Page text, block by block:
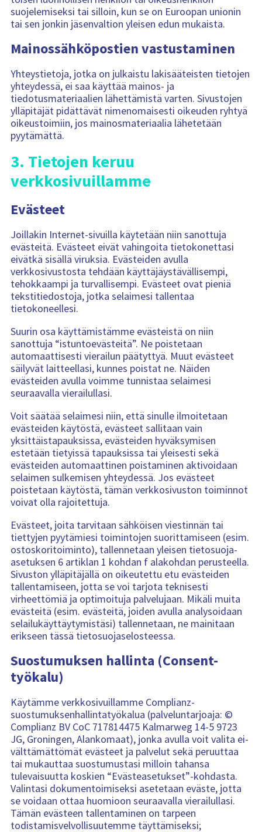
suojelemiseksi tai silloin, kun se on Euroopan unionin
tai sen jonkin jäsenvaltion yleisen edun mukaista.
Mainossähköpostien vastustaminen
Yhteystietoja, jotka on julkaistu lakisääteisten tietojen
yhteydessä, ei saa käyttää mainos- ja
tiedotusmateriaalien lähettämistä varten. Sivustojen
ylläpitäjät pidättävät nimenomaisesti oikeuden ryhtyä
oikeustoimiin, jos mainosmateriaalia lähetetään
pyytämättä.
3. Tietojen keruu
verkkosivuillamme
Evästeet
Joillakin Internet-sivuilla käytetään niin sanottuja
evästeitä. Evästeet eivät vahingoita tietokonettasi
eivätkä sisällä viruksia. Evästeiden avulla
verkkosivustosta tehdään käyttäjäystävällisempi,
tehokkaampi ja turvallisempi. Evästeet ovat pieniä
tekstitiedostoja, jotka selaimesi tallentaa
tietokoneellesi.
Suurin osa käyttämistämme evästeistä on niin
sanottuja “istuntoevästeitä”. Ne poistetaan
automaattisesti vierailun päätyttyä. Muut evästeet
säilyvät laitteellasi, kunnes poistat ne. Näiden
evästeiden avulla voimme tunnistaa selaimesi
seuraavalla vierailullasi.
Voit säätää selaimesi niin, että sinulle ilmoitetaan
evästeiden käytöstä, evästeet sallitaan vain
yksittäistapauksissa, evästeiden hyväksymisen
estetään tietyissä tapauksissa tai yleisesti sekä
evästeiden automaattinen poistaminen aktivoidaan
selaimen sulkemisen yhteydessä. Jos evästeet
poistetaan käytöstä, tämän verkkosivuston toiminnot
voivat olla rajoitettuja.
Evästeet, joita tarvitaan sähköisen viestinnän tai
tiettyjen pyytämiesi toimintojen suorittamiseen (esim.
ostoskoritoiminto), tallennetaan yleisen tietosuoja-
asetuksen 6 artiklan 1 kohdan f alakohdan perusteella.
Sivuston ylläpitäjällä on oikeutettu etu evästeiden
tallentamiseen, jotta se voi tarjota teknisesti
virheettömiä ja optimoituja palvelujaan. Mikäli muita
evästeitä (esim. evästeitä, joiden avulla analysoidaan
selailukäyttäytymistäsi) tallennetaan, ne mainitaan
erikseen tässä tietosuojaselosteessa.
Suostumuksen hallinta (Consent-
työkalu)
Käytämme verkkosivuillamme Complianz-
suostumuksenhallintatyökalua (palveluntarjoaja: ©
Complianz BV CoC 717814475 Kalmarweg 14-5 9723
JG, Groningen, Alankomaat), jonka avulla voit valita ei-
välttämättömät evästeet ja palvelut sekä peruuttaa
tai mukauttaa suostumustasi milloin tahansa
tulevaisuutta koskien “Evästeasetukset”-kohdasta.
Valintasi dokumentoimiseksi asetetaan eväste, jotta
se voidaan ottaa huomioon seuraavalla vierailullasi.
Tämän evästeen tallentaminen on tarpeen
todistamisvelvollisuutemme täyttämiseksi;